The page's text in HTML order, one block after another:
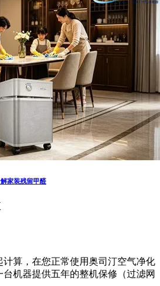
家装残留甲醛
计算，在您正常使用奥司汀空气净化
机器提供五年的整机保修（过滤网